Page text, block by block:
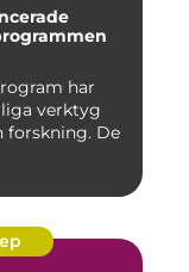
har
verktyg
forskning. De